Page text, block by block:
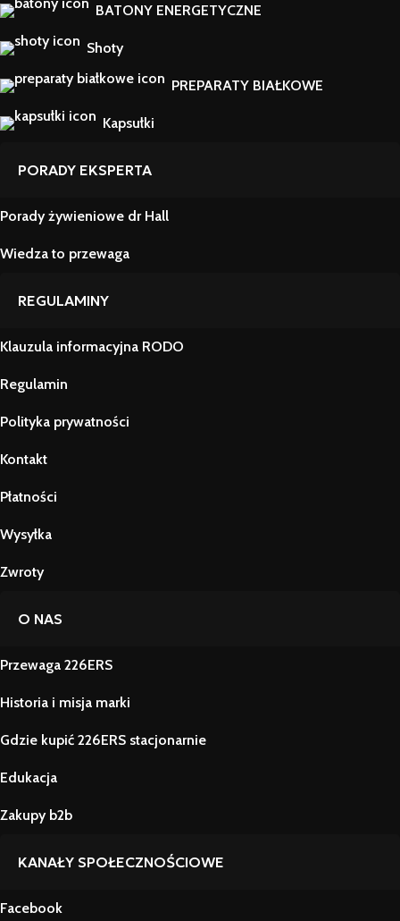
BATONY ENERGETYCZNE
Shoty
PREPARATY BIAŁKOWE
Kapsułki
PORADY EKSPERTA
Porady żywieniowe dr Hall
Wiedza to przewaga
REGULAMINY
Klauzula informacyjna RODO
Regulamin
Polityka prywatności
Kontakt
Płatności
Wysyłka
Zwroty
O NAS
Przewaga 226ERS
Historia i misja marki
Gdzie kupić 226ERS stacjonarnie
Edukacja
Zakupy b2b
KANAŁY SPOŁECZNOŚCIOWE
Facebook